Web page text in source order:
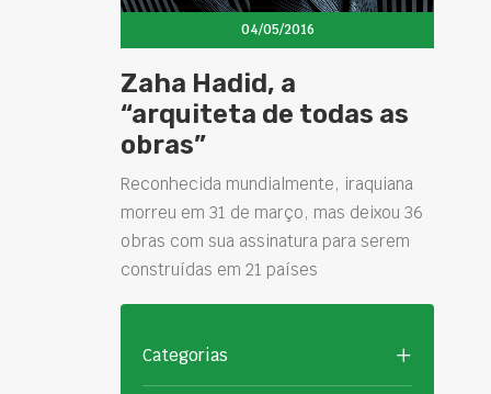
04/05/2016
Zaha Hadid, a
“arquiteta de todas as
obras”
Reconhecida mundialmente, iraquiana
morreu em 31 de março, mas deixou 36
obras com sua assinatura para serem
construídas em 21 países
Categorias